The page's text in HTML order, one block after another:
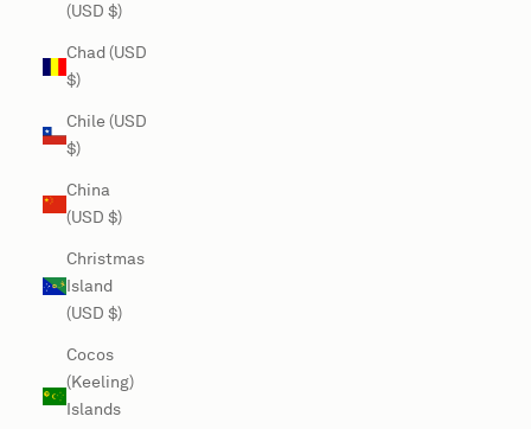
(USD $)
Chad (USD
$)
Chile (USD
$)
China
(USD $)
Christmas
Island
(USD $)
Cocos
(Keeling)
Islands